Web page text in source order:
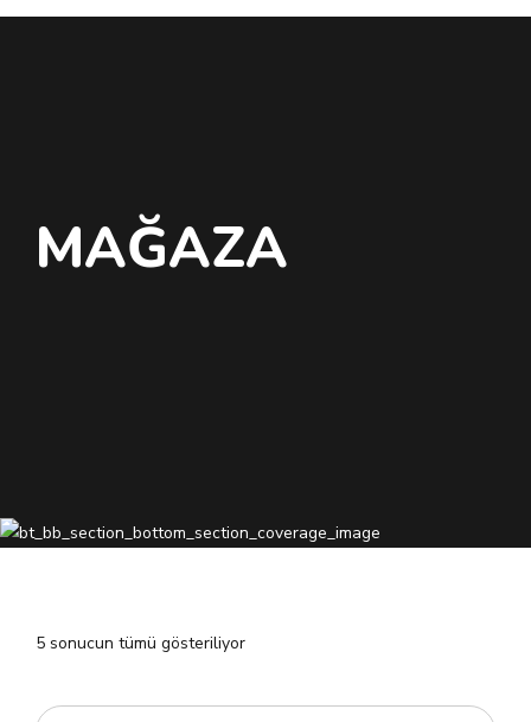
MAĞAZA
5 sonucun tümü gösteriliyor